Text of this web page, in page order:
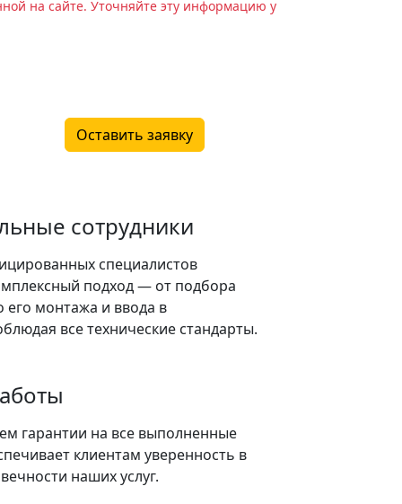
на сайте. Уточняйте эту информацию у
Оставить заявку
сотрудники
специалистов
подход — от подбора
его монтажа и ввода в
все технические стандарты.
гарантии на все выполненные
клиентам уверенность в
наших услуг.